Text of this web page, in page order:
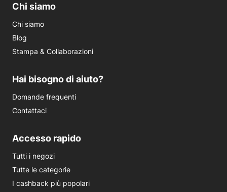
Chi siamo
Chi siamo
Blog
Stampa & Collaborazioni
Hai bisogno di aiuto?
Domande frequenti
Contattaci
Accesso rapido
Tutti i negozi
Tutte le categorie
I cashback più popolari